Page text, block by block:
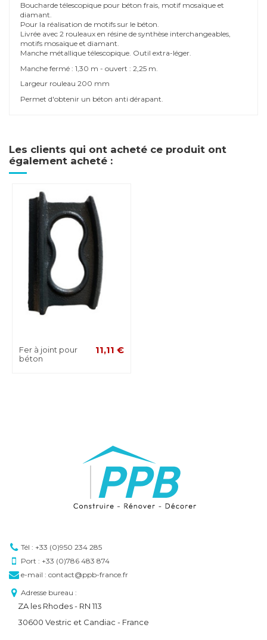
Boucharde télescopique pour béton frais, motif mosaïque et
diamant.
Pour la réalisation de motifs sur le béton.
Livrée avec 2 rouleaux en résine de synthèse interchangeables,
motifs mosaïque et diamant.
Manche métallique télescopique. Outil extra-léger.
Manche fermé : 1,30 m - ouvert : 2,25 m.
Largeur rouleau 200 mm
Permet d'obtenir un béton anti dérapant.
Les clients qui ont acheté ce produit ont
également acheté :
Fer à joint pour
béton
11,11 €
Tél : +33 (0)950 234 285
Port : +33 (0)786 483 874
e-mail : contact@ppb-france.fr
Adresse bureau :
ZA les Rhodes - RN 113
30600 Vestric et Candiac - France